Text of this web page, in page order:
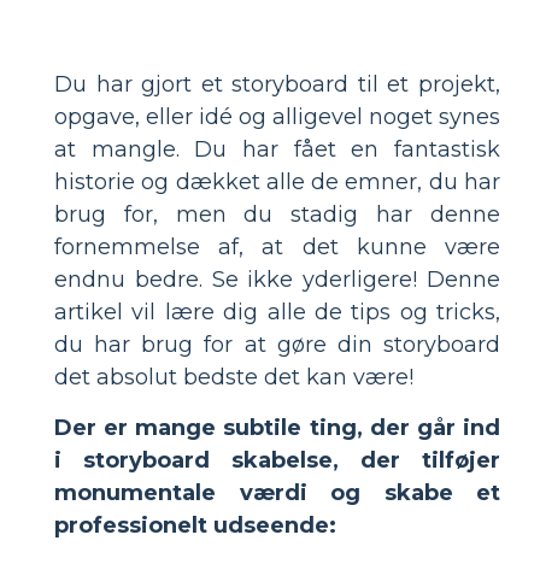
Du har gjort et storyboard til et projekt,
opgave, eller idé og alligevel noget synes
at mangle. Du har fået en fantastisk
historie og dækket alle de emner, du har
brug for, men du stadig har denne
fornemmelse af, at det kunne være
endnu bedre. Se ikke yderligere! Denne
artikel vil lære dig alle de tips og tricks,
du har brug for at gøre din storyboard
det absolut bedste det kan være!
Der er mange subtile ting, der går ind
i storyboard skabelse, der tilføjer
monumentale værdi og skabe et
professionelt udseende: